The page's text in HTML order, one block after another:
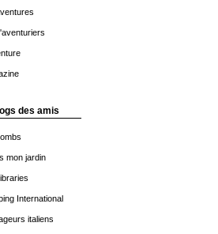
des amis
mon jardin
International
italiens